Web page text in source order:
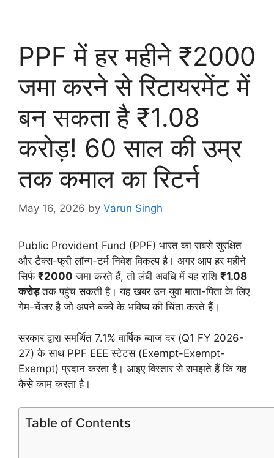
PPF में हर महीने ₹2000
जमा करने से रिटायरमेंट में
बन सकता है ₹1.08
करोड़! 60 साल की उम्र
तक कमाल का रिटर्न
May 16, 2026 by Varun Singh
Public Provident Fund (PPF) भारत का सबसे सुरक्षित
और टैक्स-फ्री लॉन्ग-टर्म निवेश विकल्प है। अगर आप हर महीने
सिर्फ ₹2000 जमा करते हैं, तो लंबी अवधि में यह राशि ₹1.08
करोड़तक पहुंच सकती है। यह खबर उन युवा माता-पिता के लिए
गेम-चेंजर है जो अपने बच्चे के भविष्य की चिंता करते हैं।
सरकार द्वारा समर्थित 7.1% वार्षिक ब्याज दर (Q1 FY 2026-
27) के साथ PPF EEE स्टेटस (Exempt-Exempt-
Exempt) प्रदान करता है। आइए विस्तार से समझते हैं कि यह
कैसे काम करता है।
Table of Contents